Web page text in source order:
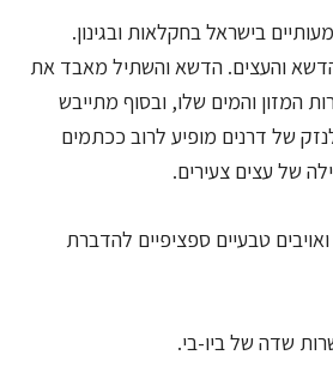
בישראל בחקלאות ובגינון.
הדשא והעצים. הדשא והשתיל מאבד את
המזון והמים שלו, ובסוף מתייבש
של דרנים מופיע לרוב ככתמים
של עצים צעירים.
טבעיים ספציפיים להדברת
שדה של ביו-בי.